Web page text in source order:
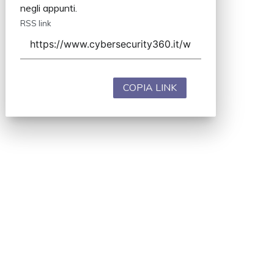
negli appunti.
RSS link
COPIA LINK